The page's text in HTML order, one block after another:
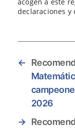
declaraciones y
←
2026
→